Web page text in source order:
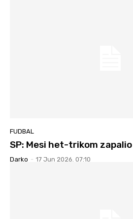
FUDBAL
SP: Mesi het-trikom zapalio
Darko - 17 Jun 2026. 07:10